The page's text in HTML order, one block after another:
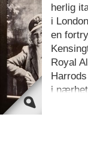
herlig
i
en
Royal
i